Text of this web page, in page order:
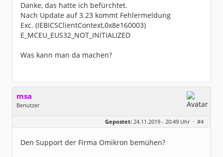
Danke, das hatte ich befürchtet.
Nach Update auf 3.23 kommt Fehlermeldung
Exc. (IEBICSClientContext,0x8e160003)
E_MCEU_EUS32_NOT_INITIALIZED
Was kann man da machen?
msa
Benutzer
Alter:
63
Dabei seit:
03 / 2007
Gepostet: 24.11.2019 - 20:49 Uhr · #4
Den Support der Firma Omikron bemühen?